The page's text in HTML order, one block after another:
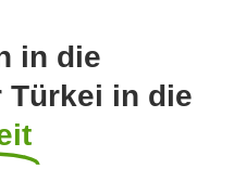
in die
Türkei in die